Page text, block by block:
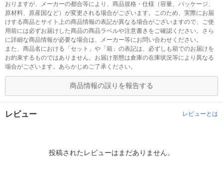
おりますが、メーカーの都合等により、商品規格・仕様（容量、パッケージ、
原材料、原産国など）が変更される場合がございます。このため、実際にお届
けする商品とサイト上の商品情報の表記が異なる場合がございますので、ご使
用前には必ずお届けした商品の商品ラベルや注意書きをご確認ください。さら
に詳細な商品情報が必要な場合は、メーカー等にお問い合わせください。
また、商品名における「セット」や「箱」の表記は、必ずしも箱でのお届けを
お約束するものではありません。お届け形態は倉庫の在庫状況等により異なる
場合がございます。あらかじめご了承ください。
商品情報の誤りを報告する
レビュー レビューとは
投稿されたレビューはまだありません。